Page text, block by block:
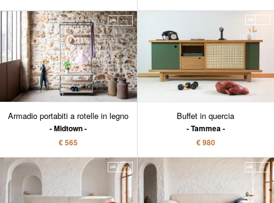
Armadio portabiti a rotelle in legno
Midtown
€ 565
Buffet in quercia
Tammea
€ 980